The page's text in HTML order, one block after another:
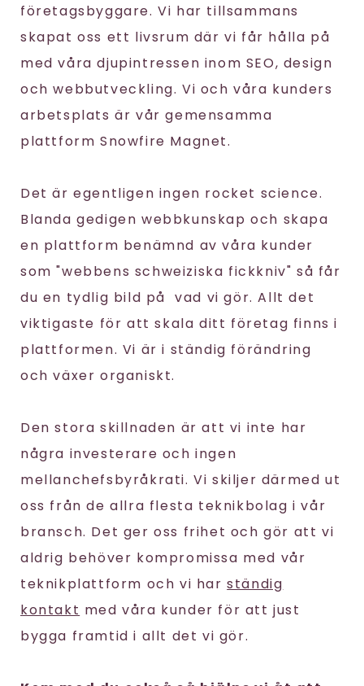
företagsbyggare. Vi har tillsammans
skapat oss ett livsrum där vi får hålla på
med våra djupintressen inom SEO, design
och webbutveckling. Vi och våra kunders
arbetsplats är vår gemensamma
plattform Snowfire Magnet.
Det är egentligen ingen rocket science.
Blanda gedigen webbkunskap och skapa
en plattform benämnd av våra kunder
som "webbens schweiziska fickkniv" så får
du en tydlig bild på vad vi gör. Allt det
viktigaste för att skala ditt företag finns i
plattformen. Vi är i ständig förändring
och växer organiskt.
Den stora skillnaden är att vi inte har
några investerare och ingen
mellanchefsbyråkrati. Vi skiljer därmed ut
oss från de allra flesta teknikbolag i vår
bransch. Det ger oss frihet och gör att vi
aldrig behöver kompromissa med vår
teknikplattform och vi harständig
kontakt med våra kunder för att just
bygga framtid i allt det vi gör.